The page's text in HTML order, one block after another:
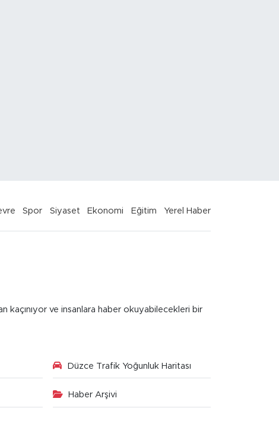
Spor Siyaset Ekonomi Eğitim Yerel Haber
kaçınıyor ve insanlara haber okuyabilecekleri bir
Düzce Trafik Yoğunluk Haritası
Haber Arşivi